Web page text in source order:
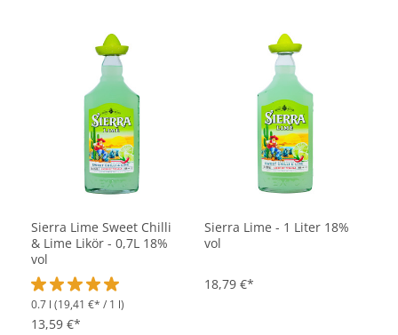
Sierra Lime Sweet Chilli
& Lime Likör - 0,7L 18%
vol
Durchschnittliche Bewertung von 5 von 5 Sternen
0.7 l (19,41 €* / 1 l)
13,59 €*
Sierra Lime - 1 Liter 18%
vol
18,79 €*